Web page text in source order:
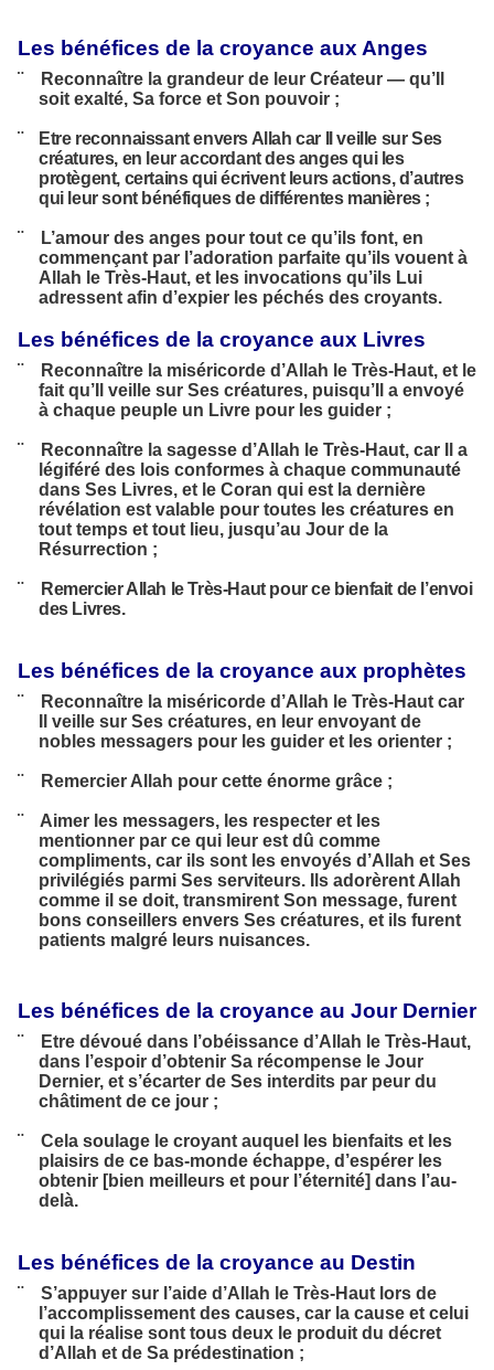
Les bénéfices de la croyance aux Anges
¨Reconnaître la grandeur de leur Créateur — qu’Il
soit exalté, Sa force et Son pouvoir ;
¨Etre reconnaissant envers Allah car Il veille sur Ses
créatures, en leur accordant des anges qui les
protègent, certains qui écrivent leurs actions, d’autres
qui leur sont bénéfiques de différentes manières ;
¨L’amour des anges pour tout ce qu’ils font, en
commençant par l’adoration parfaite qu’ils vouent à
Allah le Très-Haut, et les invocations qu’ils Lui
adressent afin d’expier les péchés des croyants.
Les bénéfices de la croyance aux Livres
¨Reconnaître la miséricorde d’Allah le Très-Haut, et le
fait qu’Il veille sur Ses créatures, puisqu’Il a envoyé
à chaque peuple un Livre pour les guider ;
¨Reconnaître la sagesse d’Allah le Très-Haut, car Il a
légiféré des lois conformes à chaque communauté
dans Ses Livres, et le Coran qui est la dernière
révélation est valable pour toutes les créatures en
tout temps et tout lieu, jusqu’au Jour de la
Résurrection ;
¨
Remercier Allah le Très-Haut pour ce bienfait de l’envoi
des Livres.
Les bénéfices de la croyance aux prophètes
¨Reconnaître la miséricorde d’Allah le Très-Haut car
Il veille sur Ses créatures, en leur envoyant de
nobles messagers pour les guider et les orienter ;
¨Remercier Allah pour cette énorme grâce ;
¨Aimer les messagers, les respecter et les
mentionner par ce qui leur est dû comme
compliments, car ils sont les envoyés d’Allah et Ses
privilégiés parmi Ses serviteurs. Ils adorèrent Allah
comme il se doit, transmirent Son message, furent
bons conseillers envers Ses créatures, et ils furent
patients malgré leurs nuisances.
Les bénéfices de la croyance au Jour Dernier
¨Etre dévoué dans l’obéissance d’Allah le Très-Haut,
dans l’espoir d’obtenir Sa récompense le Jour
Dernier, et s’écarter de Ses interdits par peur du
châtiment de ce jour ;
¨Cela soulage le croyant auquel les bienfaits et les
plaisirs de ce bas-monde échappe, d’espérer les
obtenir [bien meilleurs et pour l’éternité] dans l’au-
delà.
Les bénéfices de la croyance au Destin
¨ S’appuyer sur l’aide d’Allah le Très-Haut lors de
l’accom­plissement des causes, car la cause et celui
qui la réalise sont tous deux le produit du décret
d’Allah et de Sa prédestination ;